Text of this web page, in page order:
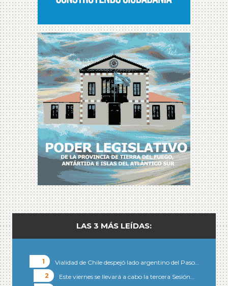
LAS 3 MÁS LEÍDAS:
Vialidad de Chile despejó lado argentino del Paso…
Este viernes se llevará a cabo la tercera Sesión…